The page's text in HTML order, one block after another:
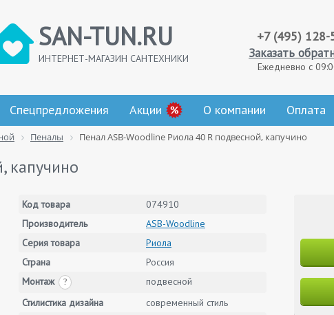
SAN-TUN.RU
ИНТЕРНЕТ-МАГАЗИН САНТЕХНИКИ
+7 (495) 128-
Заказать
Ежедневно с
Спецпредложения Акции О компании Оплата
Пеналы Пенал ASB-Woodline Риола 40 R подвесной, капучино
капучино
Код товара
074910
Производитель
ASB-Woodline
Серия товара
Риола
Страна
Россия
Монтаж
?
подвесной
Стилистика дизайна
современный стиль